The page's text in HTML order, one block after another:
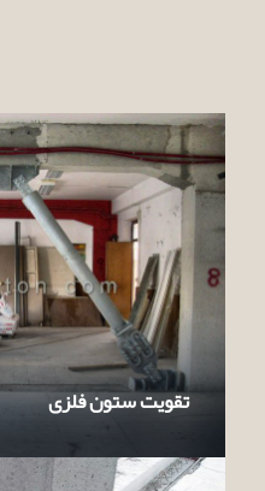
تقویت ستون‌ فلزی